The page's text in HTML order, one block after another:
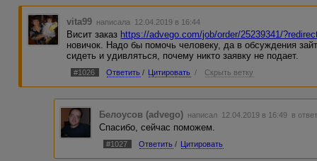
vita99 написала 12.04.2019 в 16:44
Висит заказ https://advego.com/job/order/25239341/
новичок. Надо бы помочь человеку, да в обсуждения
сидеть и удивляться, почему никто заявку не подает.
#1026 Ответить / Цитировать / Скрыть ветку
Белоусов (advego) написал 12.04.2019 в 16:49 в
Спасибо, сейчас поможем.
#1027 Ответить / Цитировать